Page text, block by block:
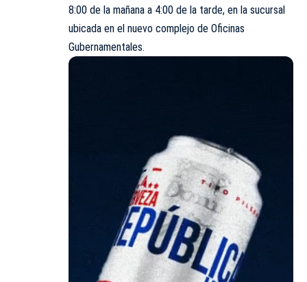
8:00 de la mañana a 4:00 de la tarde, en la sucursal
ubicada en el nuevo complejo de Oficinas
Gubernamentales.